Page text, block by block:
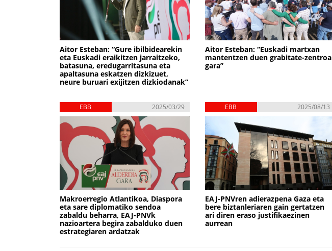
Aitor Esteban: “Gure ibilbidearekin
eta Euskadi eraikitzen jarraitzeko,
batasuna, eredugarritasuna eta
apaltasuna eskatzen dizkizuet,
neure buruari exijitzen dizkiodanak”
Aitor Esteban: “Euskadi martxan
mantentzen duen grabitate-zentroa
gara”
EBB 2025/03/29
Makroerregio Atlantikoa, Diaspora
eta sare diplomatiko sendoa
zabaldu beharra, EAJ-PNVk
nazioartera begira zabalduko duen
estrategiaren ardatzak
EBB 2025/08/13
EAJ-PNVren adierazpena Gaza eta
bere biztanleriaren gain gertatzen
ari diren eraso justifikaezinen
aurrean